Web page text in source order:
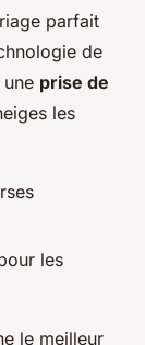
parfait
de
prise de
les
les
le meilleur